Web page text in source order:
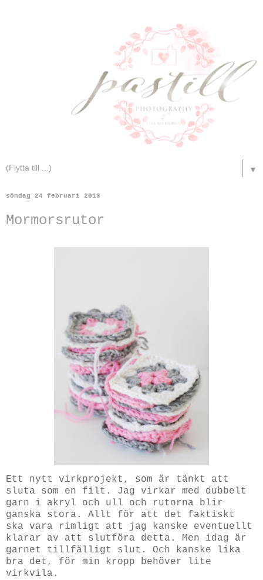
▼
söndag 24 februari 2013
Mormorsrutor
Ett nytt virkprojekt, som är tänkt att
sluta som en filt. Jag virkar med dubbelt
garn i akryl och ull och rutorna blir
ganska stora. Allt för att det faktiskt
ska vara rimligt att jag kanske eventuellt
klarar av att slutföra detta. Men idag är
garnet tillfälligt slut. Och kanske lika
bra det, för min kropp behöver lite
virkvila.